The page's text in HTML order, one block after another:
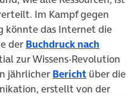
Im Kampf gegen
könnte das Internet die
der Buchdruck nach
zur Wissens-Revolution
jährlicher Bericht über die
erstellt von der